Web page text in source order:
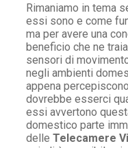
Rimaniamo in tema
essi sono e come
ma per avere una
beneficio che ne
sensori di
negli ambienti
appena
dovrebbe esserci
essi avvertono
domestico parte
delle Telecamere